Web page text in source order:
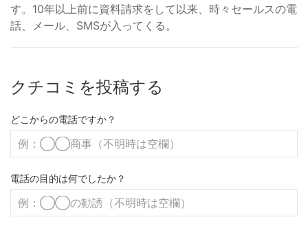
す。10年以上前に資料請求をして以来、時々セールスの電
話、メール、SMSが入ってくる。
クチコミを投稿する
どこからの電話ですか？
電話の目的は何でしたか？